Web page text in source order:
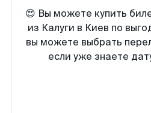
😍 Вы можете купить
из Калуги в Киев по
вы можете выбрать
если уже знаете